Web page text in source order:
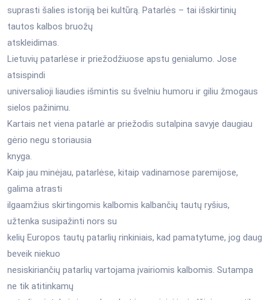
suprasti šalies istoriją bei kultūrą. Patarlės – tai išskirtinių
tautos kalbos bruožų
atskleidimas.
Lietuvių patarlėse ir priežodžiuose apstu genialumo. Jose
atsispindi
universalioji liaudies išmintis su švelniu humoru ir giliu žmogaus
sielos pažinimu.
Kartais net viena patarlė ar priežodis sutalpina savyje daugiau
gėrio negu storiausia
knyga.
Kaip jau minėjau, patarlėse, kitaip vadinamose paremijose,
galima atrasti
ilgaamžius skirtingomis kalbomis kalbančių tautų ryšius,
užtenka susipažinti nors su
kelių Europos tautų patarlių rinkiniais, kad pamatytume, jog daug
beveik niekuo
nesiskiriančių patarlių vartojama įvairiomis kalbomis. Sutampa
ne tik atitinkamų